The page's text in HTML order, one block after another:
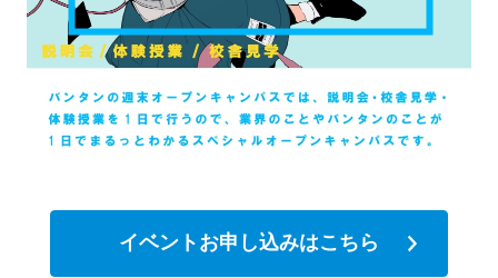
イベントお申し込みはこちら